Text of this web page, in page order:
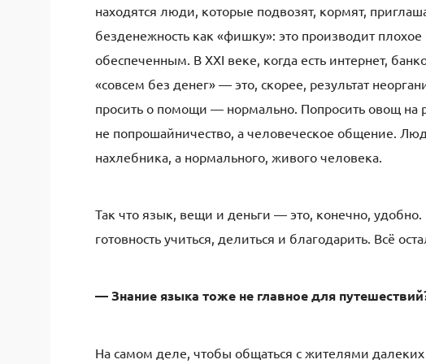
находятся люди, которые подвозят, кормят,
безденежность как «фишку»: это производит
обеспеченным. В XXI веке, когда есть интернет,
«совсем без денег» — это, скорее, результат
просить о помощи — нормально. Попросить овощ
не попрошайничество, а человеческое общение.
нахлебника, а нормального, живого человека.
Так что язык, вещи и деньги — это, конечно,
готовность учиться, делиться и благодарить. Всё
— Знание языка тоже не главное для
На самом деле, чтобы общаться с жителями далеких